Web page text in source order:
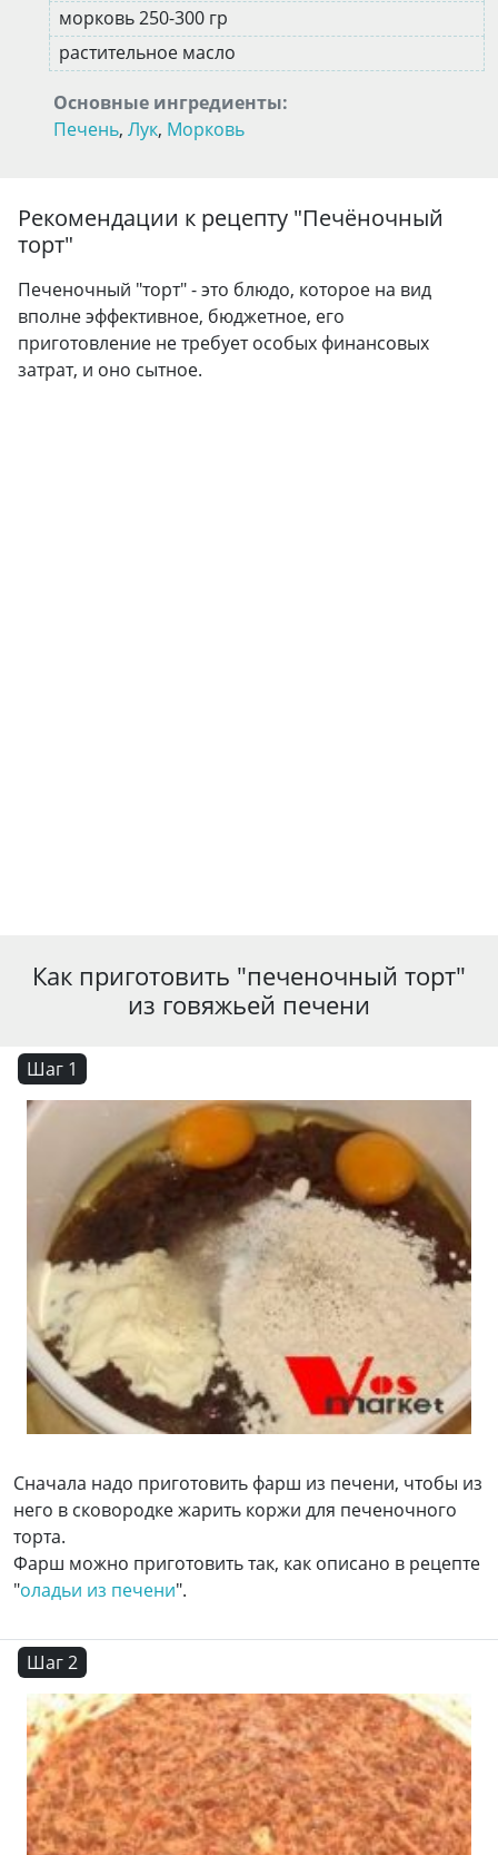
морковь 250-300 гр
растительное масло
Основные ингредиенты:
Печень, Лук, Морковь
Рекомендации к рецепту "Печёночный
торт"
Печеночный "торт" - это блюдо, которое на вид
вполне эффективное, бюджетное, его
приготовление не требует особых финансовых
затрат, и оно сытное.
Как приготовить "печеночный торт"
из говяжьей печени
Шаг 1
Сначала надо приготовить фарш из печени, чтобы из
него в сковородке жарить коржи для печеночного
торта.
Фарш можно приготовить так, как описано в рецепте
"оладьи из печени".
Шаг 2